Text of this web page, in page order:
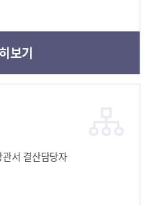
보기
서 결산담당자